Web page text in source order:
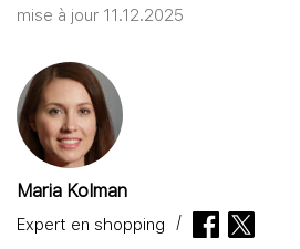
mise à jour 11.12.2025
Maria Kolman
Expert en shopping